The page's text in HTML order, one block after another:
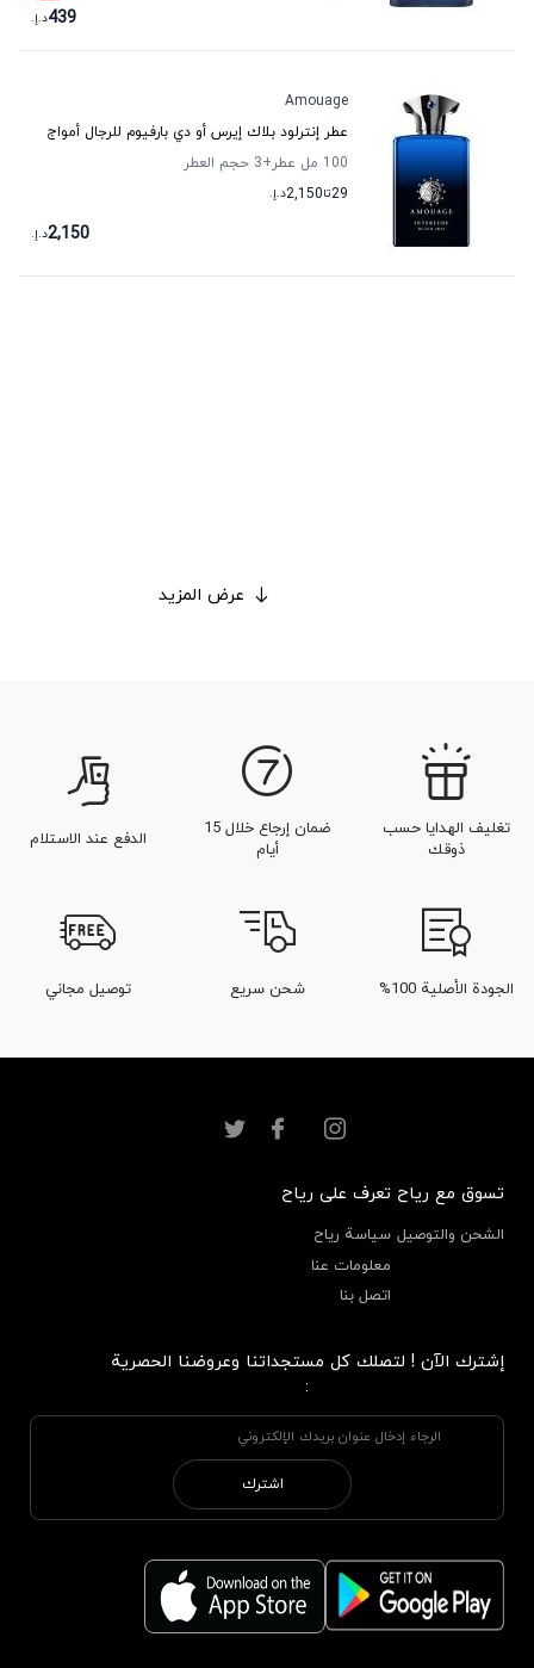
439د.إ.
Amouage
عطر إنترلود بلاك إيرس أو دي بارفيوم للرجال أمواج
100 مل عطر
+3
حجم العطر
29تا2,150د.إ.
2,150د.إ.
عرض المزيد
تغليف الهدايا حسب
ذوقك
ضمان إرجاع خلال 15
أيام
الدفع عند الاستلام
الجودة الأصلية 100% شحن سريع توصيل مجاني
تسوق مع رياح
الشحن والتوصيل
تعرف على رياح
سياسة رياح
معلومات عنا
اتصل بنا
إشترك الآن ! لتصلك كل مستجداتنا وعروضنا الحصرية
:
اشترك